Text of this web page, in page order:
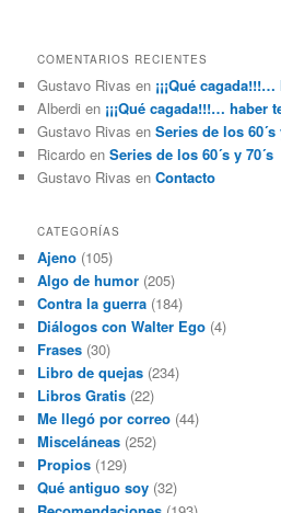
COMENTARIOS RECIENTES
Gustavo Rivas en ¡¡¡Qué
Alberdi en ¡¡¡Qué cagada!!!… haber
Gustavo Rivas enSeries de los 60´s
Ricardo enSeries de los 60´s y 70´s
Gustavo Rivas enContacto
CATEGORÍAS
Ajeno (105)
Algo de humor (205)
Contra la guerra (184)
Diálogos con Walter Ego (4)
Frases (30)
Libro de quejas (234)
Libros Gratis (22)
Me llegó por correo (44)
Misceláneas (252)
Propios (129)
Qué antiguo soy (32)